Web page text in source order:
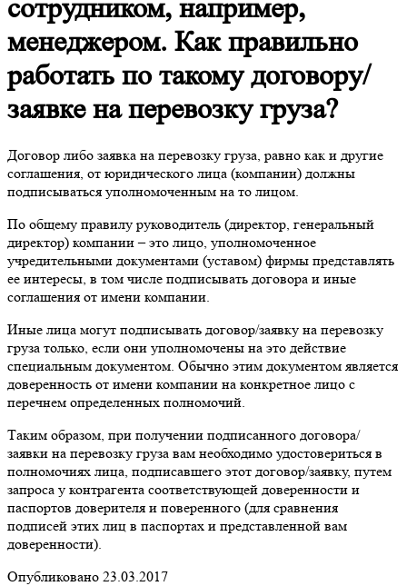
сотрудником, например,
менеджером. Как правильно
работать по такому договору/
заявке на перевозку груза?
Договор либо заявка на перевозку груза, равно как и другие
соглашения, от юридического лица (компании) должны
подписываться уполномоченным на то лицом.
По общему правилу руководитель (директор, генеральный
директор) компании – это лицо, уполномоченное
учредительными документами (уставом) фирмы представлять
ее интересы, в том числе подписывать договора и иные
соглашения от имени компании.
Иные лица могут подписывать договор/заявку на перевозку
груза только, если они уполномочены на это действие
специальным документом. Обычно этим документом является
доверенность от имени компании на конкретное лицо с
перечнем определенных полномочий.
Таким образом, при получении подписанного договора/
заявки на перевозку груза вам необходимо удостовериться в
полномочиях лица, подписавшего этот договор/заявку, путем
запроса у контрагента соответствующей доверенности и
паспортов доверителя и поверенного (для сравнения
подписей этих лиц в паспортах и представленной вам
доверенности).
Опубликовано 23.03.2017